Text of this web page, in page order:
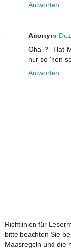
Antworten
Anonym
Oha ?- Hat
nur so 'nen
Antworten
Richtlinien für
bitte beachten Sie
Maasregeln und die